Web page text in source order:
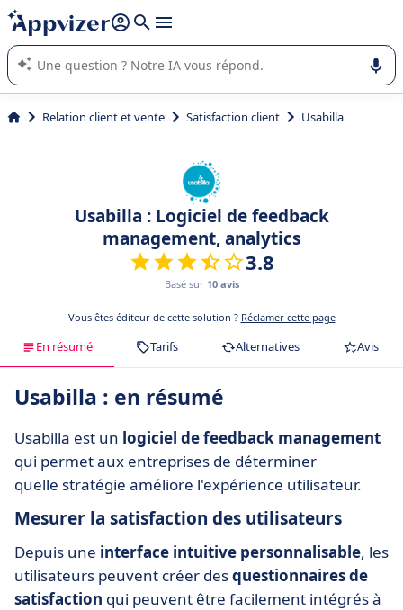
répondre (plusieurs lignes avec
L'IA de Appvizer vous guide dans l'utilisation ou la sélection de
logiciel SaaS en entreprise.
Relation client et vente Satisfaction client Usabilla
Usabilla : Logiciel de feedback
management, analytics
3.8
Basé sur 10 avis
Vous êtes éditeur de cette solution ? Réclamer cette page
En résumé Tarifs Alternatives Avis
Usabilla : en résumé
Usabilla est un logiciel de feedback management
qui permet aux entreprises de déterminer
quelle stratégie améliore l'expérience utilisateur.
Mesurer la satisfaction des utilisateurs
Depuis une interface intuitive personnalisable, les
utilisateurs peuvent créer desquestionnaires de
satisfaction qui peuvent être facilement intégrés à